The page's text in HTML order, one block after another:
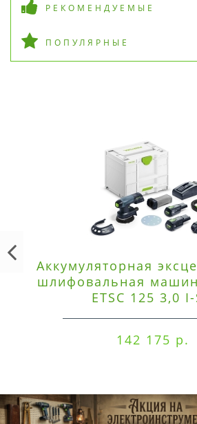
РЕКОМЕНДУЕМЫЕ
ПОПУЛЯРНЫЕ
Аккумуляторная
шлифовальная
ETSC 125 3,0
142 175 р.